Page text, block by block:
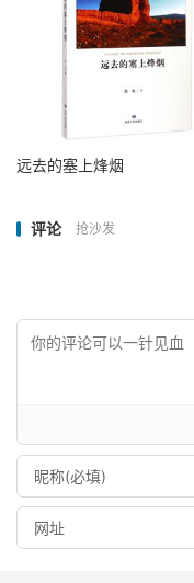
远去的塞上烽烟
评论 抢沙发